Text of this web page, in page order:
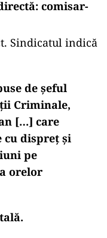
comisar-
Sindicatul indică
de șeful
Criminale,
[…] care
cu dispreț și
pe
orelor